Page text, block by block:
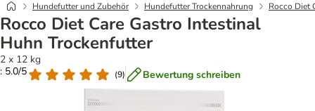
Hundefutter und Zubehör Hundefutter Trockennahrung Rocco Diet
Rocco Diet Care Gastro Intestinal
Huhn Trockenfutter
2 x 12 kg
: 5.0/5
(9) Bewertung schreiben